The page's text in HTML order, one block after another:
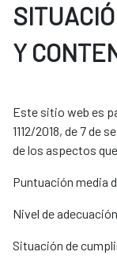
Y
Este sitio web es
1112/2018, de 7 de
de los aspectos
Puntuación media
Nivel de
Situación de